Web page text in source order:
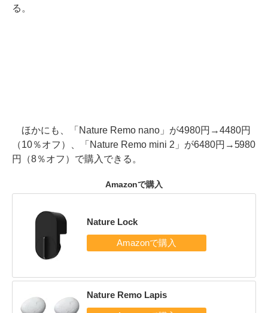
る。
ほかにも、「Nature Remo nano」が4980円→4480円
（10％オフ）、「Nature Remo mini 2」が6480円→5980
円（8％オフ）で購入できる。
Amazonで購入
Nature Lock
Nature Remo Lapis